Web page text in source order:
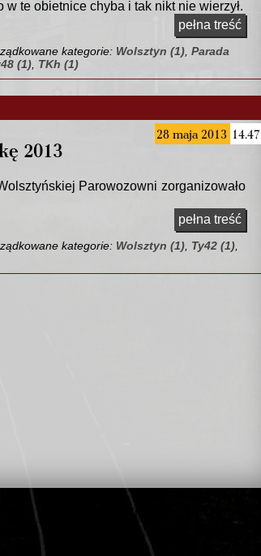
te obietnice chyba i tak nikt nie wierzył.
pełna treść
kategorie: Wolsztyn (1) Parada
(1) TKh (1)
28 maja 2013 14.47
2013
Parowozowni zorganizowało
pełna treść
kategorie: Wolsztyn (1) Ty42 (1)